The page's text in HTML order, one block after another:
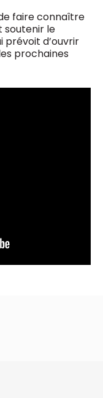
faire connaître
soutenir le
prévoit d’ouvrir
prochaines